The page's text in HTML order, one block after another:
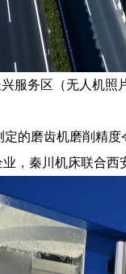
务区（无人机照
磨齿机磨削精度
秦川机床联合西